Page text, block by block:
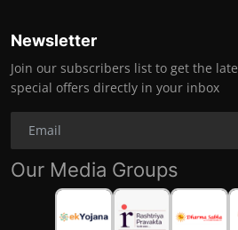
Newsletter
Join our subscribers list to get the
special offers directly in your inbox
Our Media Groups